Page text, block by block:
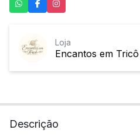
Encantos em Tricô
Loja
Descrição